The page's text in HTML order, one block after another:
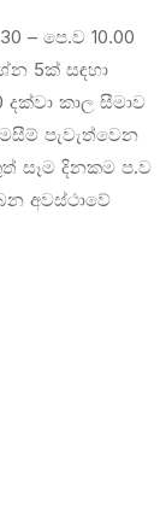
– පෙ.ව 10.00
5ක් සඳහා
කාල සීමාව
පැවැත්වෙන
සෑම දිනකම ප.ව
අවස්ථාවේ